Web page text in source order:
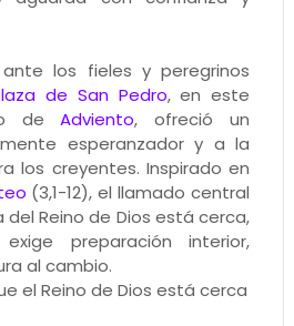
ante los fieles y peregrinos
de San Pedro, en este
deAdviento, ofreció un
esperanzador y a la
los creyentes. Inspirado en
(3,1-12), el llamado central
del Reino de Dios está cerca,
preparación interior,
al cambio.
el Reino de Dios está cerca